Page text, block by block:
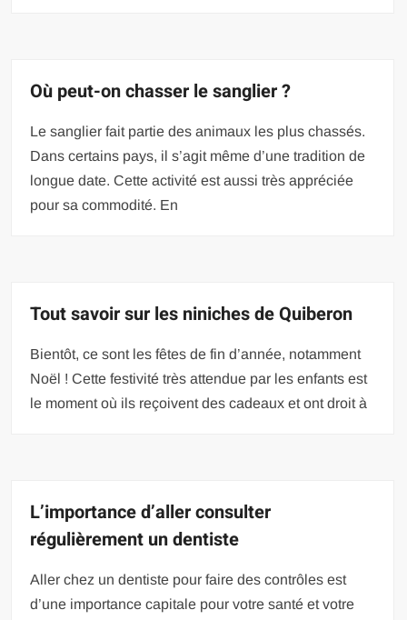
Où peut-on chasser le sanglier ?
Le sanglier fait partie des animaux les plus chassés.
Dans certains pays, il s’agit même d’une tradition de
longue date. Cette activité est aussi très appréciée
pour sa commodité. En
Tout savoir sur les niniches de Quiberon
Bientôt, ce sont les fêtes de fin d’année, notamment
Noël ! Cette festivité très attendue par les enfants est
le moment où ils reçoivent des cadeaux et ont droit à
L’importance d’aller consulter
régulièrement un dentiste
Aller chez un dentiste pour faire des contrôles est
d’une importance capitale pour votre santé et votre